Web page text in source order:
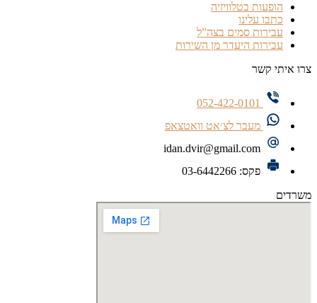
הופעות בטלוויזיה
כתבו עלינו
עבירות סמים בצה”ל
עבירות היעדר מן השירות
צרו איתי קשר
052-422-0101
מעבר לצ׳אט וואטצאפ
idan.dvir@gmail.com
פקס: 03-6442266
משרדים